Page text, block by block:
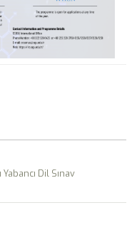
Dil Sınav